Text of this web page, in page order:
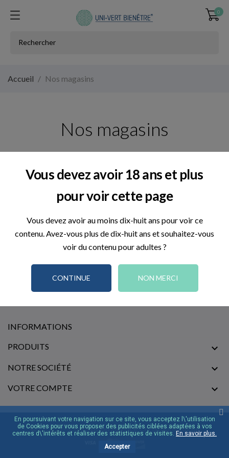
Vous devez avoir 18 ans et plus
pour voir cette page
Vous devez avoir au moins dix-huit ans pour voir ce
contenu. Avez-vous plus de dix-huit ans et souhaitez-vous
voir du contenu pour adultes ?
CONTINUE NON MERCI
0
Accueil Nos magasins
Nos magasins
INFORMATIONS
PRODUITS 
NOTRE SOCIÉTÉ 
VOTRE COMPTE 
© [2022] - Conception Agence Christophe Raoul
En poursuivant votre navigation sur ce site, vous acceptez l\'utilisation
de Cookies pour vous proposer des publicités ciblées adaptées à vos
centres d\'intérêts et réaliser des statistiques de visites. En savoir plus.
Accepter